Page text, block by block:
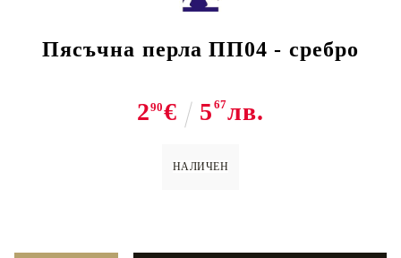
Пясъчна перла ПП04 - сребро
290€ 5 67лв.
НАЛИЧЕН